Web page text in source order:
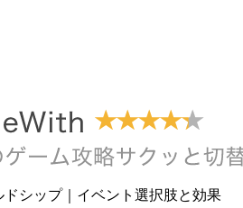
ドシップ｜イベント選択肢と効果